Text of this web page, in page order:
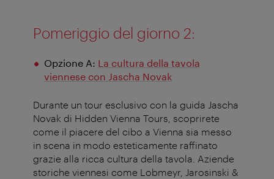
Pomeriggio del giorno 2:
Opzione A: La cultura della tavola
viennese con Jascha Novak
Durante un tour esclusivo con la guida Jascha
Novak di Hidden Vienna Tours, scoprirete
come il piacere del cibo a Vienna sia messo
in scena in modo esteticamente raffinato
grazie alla ricca cultura della tavola. Aziende
storiche viennesi come Lobmeyr Jarosinski &